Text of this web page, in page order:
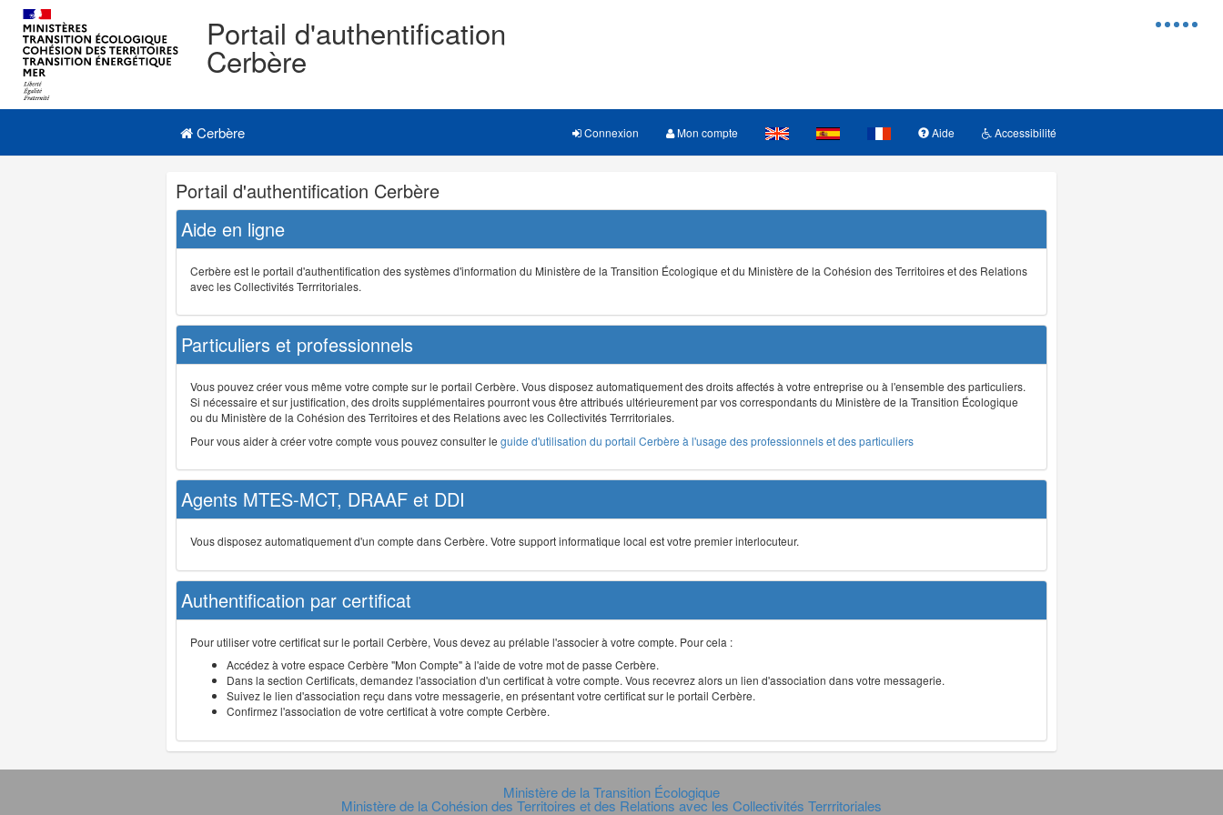
Menu
Portail d'authentification
Cerbère
Navigation
Menu principal
Cerbère Connexion Mon compte Aide Accessibilité
Navigation
et
outils
annexes
Portail d'authentification Cerbère
Aide en ligne
Cerbère est le portail d'authentification des systèmes d'information du Ministère de la Transition Écologique et du Ministère de la Cohésion des Territoires et des Relations
avec les Collectivités Terrritoriales.
Particuliers et professionnels
Vous pouvez créer vous même votre compte sur le portail Cerbère. Vous disposez automatiquement des droits affectés à votre entreprise ou à l'ensemble des particuliers.
Si nécessaire et sur justification, des droits supplémentaires pourront vous être attribués ultérieurement par vos correspondants du Ministère de la Transition Écologique
ou du Ministère de la Cohésion des Territoires et des Relations avec les Collectivités Terrritoriales.
Pour vous aider à créer votre compte vous pouvez consulter le guide d'utilisation du portail Cerbère à l'usage des professionnels et des particuliers
Agents MTES-MCT, DRAAF et DDI
Vous disposez automatiquement d'un compte dans Cerbère. Votre support informatique local est votre premier interlocuteur.
Authentification par certificat
Pour utiliser votre certificat sur le portail Cerbère, Vous devez au prélable l'associer à votre compte. Pour cela :
Accédez à votre espace Cerbère "Mon Compte" à l'aide de votre mot de passe Cerbère.
Dans la section Certificats, demandez l'association d'un certificat à votre compte. Vous recevrez alors un lien d'association dans votre messagerie.
Suivez le lien d'association reçu dans votre messagerie, en présentant votre certificat sur le portail Cerbère.
Confirmez l'association de votre certificat à votre compte Cerbère.
Ministère de la Transition Écologique
Ministère de la Cohésion des Territoires et des Relations avec les Collectivités Terrritoriales